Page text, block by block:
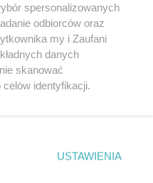
korzystania z portali
Skontakuj sięz nami
Kontakt
Wydawca
Redakcja
spersonalizowanych
odbiorców oraz
my i Zaufani
danych
skanować
identyfikacji.
ustawień prywatności
rogu strony
USTAWIENIA